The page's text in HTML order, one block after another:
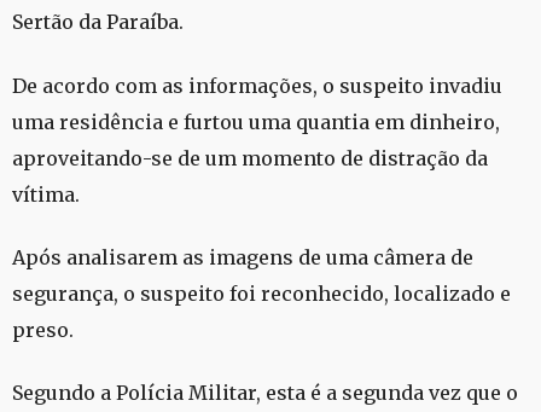
Sertão da Paraíba.
De acordo com as informações, o suspeito invadiu
uma residência e furtou uma quantia em dinheiro,
aproveitando-se de um momento de distração da
vítima.
Após analisarem as imagens de uma câmera de
segurança, o suspeito foi reconhecido, localizado e
preso.
Segundo a Polícia Militar, esta é a segunda vez que o